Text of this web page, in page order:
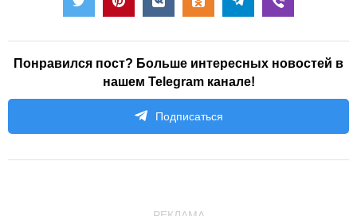
Понравился пост? Больше интересных новостей в
нашем Telegram канале!
Подписаться